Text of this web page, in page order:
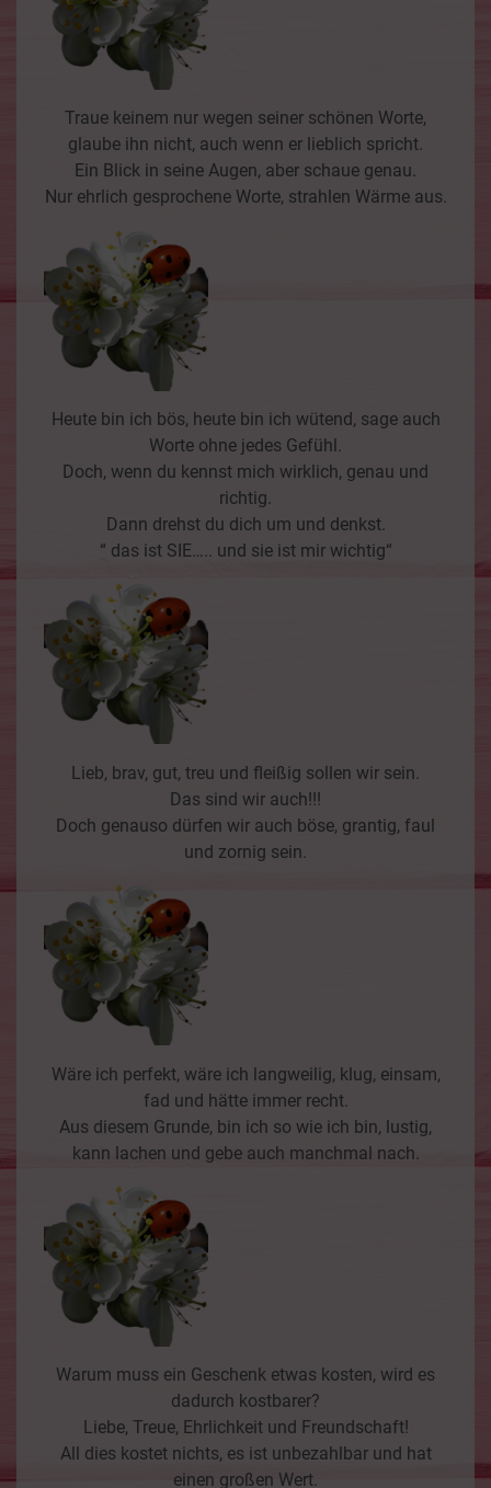
Traue keinem nur wegen seiner schönen Worte,
glaube ihn nicht, auch wenn er lieblich spricht.
Ein Blick in seine Augen, aber schaue genau.
Nur ehrlich gesprochene Worte, strahlen Wärme aus.
Heute bin ich bös, heute bin ich wütend, sage auch
Worte ohne jedes Gefühl.
Doch, wenn du kennst mich wirklich, genau und
richtig.
Dann drehst du dich um und denkst.
“ das ist SIE….. und sie ist mir wichtig“
Lieb, brav, gut, treu und fleißig sollen wir sein.
Das sind wir auch!!!
Doch genauso dürfen wir auch böse, grantig, faul
und zornig sein.
Wäre ich perfekt, wäre ich langweilig, klug, einsam,
fad und hätte immer recht.
Aus diesem Grunde, bin ich so wie ich bin, lustig,
kann lachen und gebe auch manchmal nach.
Warum muss ein Geschenk etwas kosten, wird es
dadurch kostbarer?
Liebe, Treue, Ehrlichkeit und Freundschaft!
All dies kostet nichts, es ist unbezahlbar und hat
einen großen Wert.